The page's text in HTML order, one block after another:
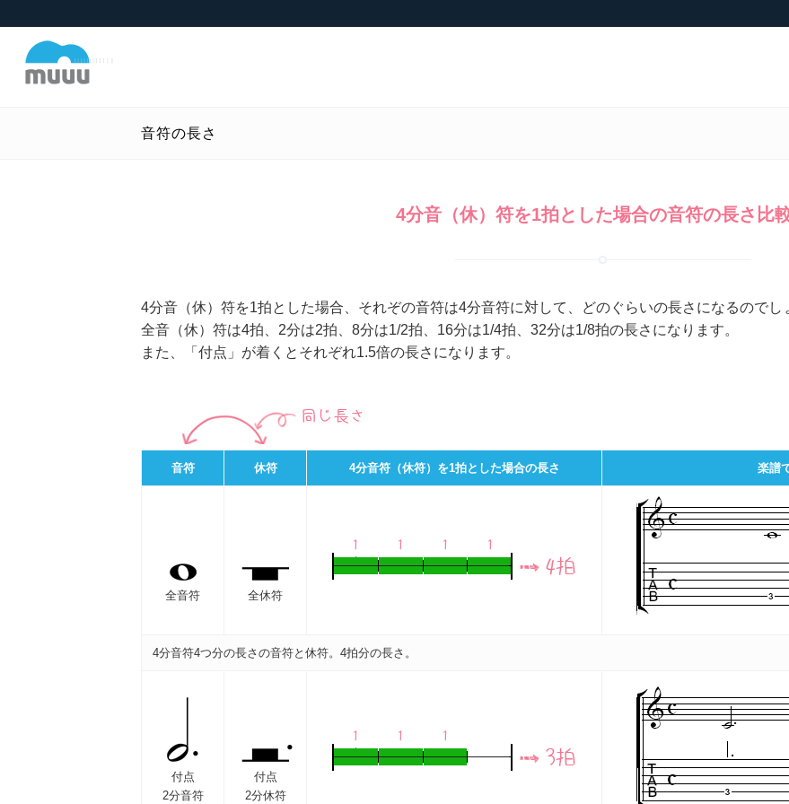
音符の長さ
4分音（休）符を1拍とした場合の音符の長さ比
4分音（休）符を1拍とした場合、それぞの音符は4分音符に対して、どのぐらいの長さになるのでし
全音（休）符は4拍、2分は2拍、8分は1/2拍、16分は1/4拍、32分は1/8拍の長さになります。
また、「付点」が着くとそれぞれ1.5倍の長さになります。
音符 休符 4分音符（休符）を1拍とした場合の長さ 楽譜
全音符 全休符
4分音符4つ分の長さの音符と休符。4拍分の長さ。
付点
2分音符
付点
2分休符